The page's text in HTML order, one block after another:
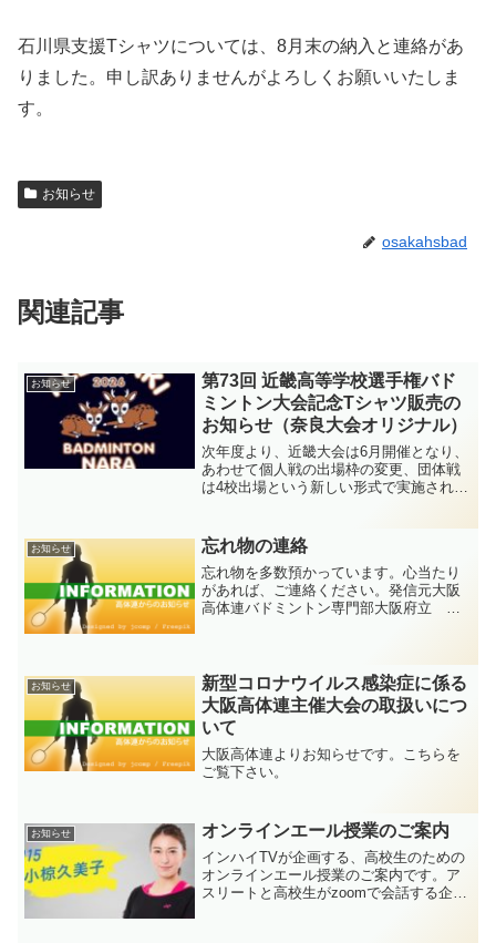
石川県支援Tシャツについては、8月末の納入と連絡があ
りました。申し訳ありませんがよろしくお願いいたしま
す。
お知らせ
osakahsbad
関連記事
お知らせ
第73回 近畿高等学校選手権バド
ミントン大会記念Tシャツ販売の
お知らせ（奈良大会オリジナル）
次年度より、近畿大会は6月開催となり、
あわせて個人戦の出場枠の変更、団体戦
は4校出場という新しい形式で実施されま
だきましたが、次年度に和歌山県で開催
される第77回 全...
お知らせ 忘れ物の連絡
忘れ物を多数預かっています。心当たり
があれば、ご連絡ください。発信元大阪
高体連バドミントン専門部大阪府立 三
お知らせ
新型コロナウイルス感染症に係る
大阪高体連主催大会の取扱いにつ
いて
大阪高体連よりお知らせです。こちらを
ご覧下さい。
お知らせ オンラインエール授業のご案内
インハイTVが企画する、高校生のための
オンラインエール授業のご案内です。ア
スリートと高校生がzoomで会話する企画